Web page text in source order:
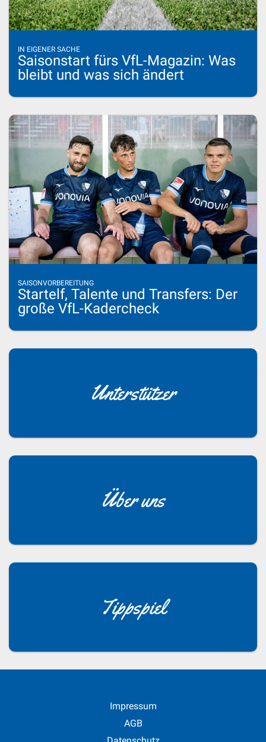
IN EIGENER SACHE
Saisonstart fürs VfL-Magazin: Was
bleibt und was sich ändert
SAISONVORBEREITUNG
Startelf, Talente und Transfers: Der
große VfL-Kadercheck
Unterstützer
Über uns
Tippspiel
Impressum
AGB